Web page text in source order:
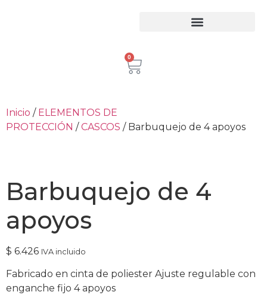
0
Inicio / ELEMENTOS DE
PROTECCIÓN /CASCOS / Barbuquejo de 4 apoyos
Barbuquejo de 4
apoyos
$ 6.426 IVA incluido
Fabricado en cinta de poliester Ajuste regulable con
enganche fijo 4 apoyos